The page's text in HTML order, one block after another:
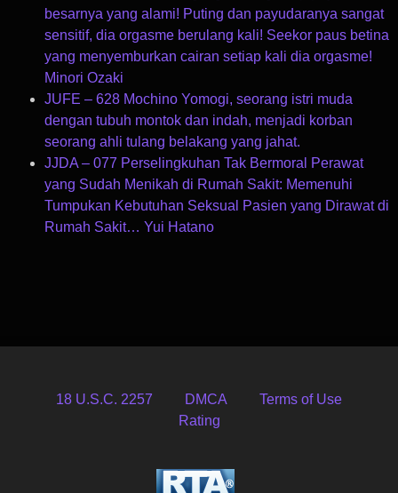
besarnya yang alami! Puting dan payudaranya sangat
sensitif, dia orgasme berulang kali! Seekor paus betina
yang menyemburkan cairan setiap kali dia orgasme!
Minori Ozaki
JUFE – 628 Mochino Yomogi, seorang istri muda
dengan tubuh montok dan indah, menjadi korban
seorang ahli tulang belakang yang jahat.
JJDA – 077 Perselingkuhan Tak Bermoral Perawat
yang Sudah Menikah di Rumah Sakit: Memenuhi
Tumpukan Kebutuhan Seksual Pasien yang Dirawat di
Rumah Sakit… Yui Hatano
18 U.S.C. 2257 DMCA
Terms of Use
Rating